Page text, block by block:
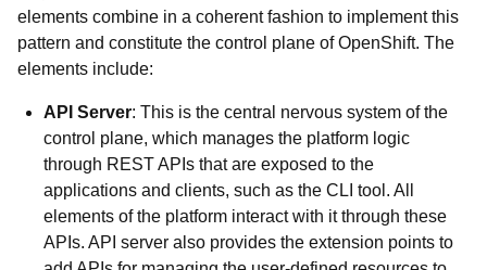
elements combine in a coherent fashion to implement this
pattern and constitute the control plane of OpenShift. The
elements include:
API Server: This is the central nervous system of the
control plane, which manages the platform logic
through REST APIs that are exposed to the
applications and clients, such as the CLI tool. All
elements of the platform interact with it through these
APIs. API server also provides the extension points to